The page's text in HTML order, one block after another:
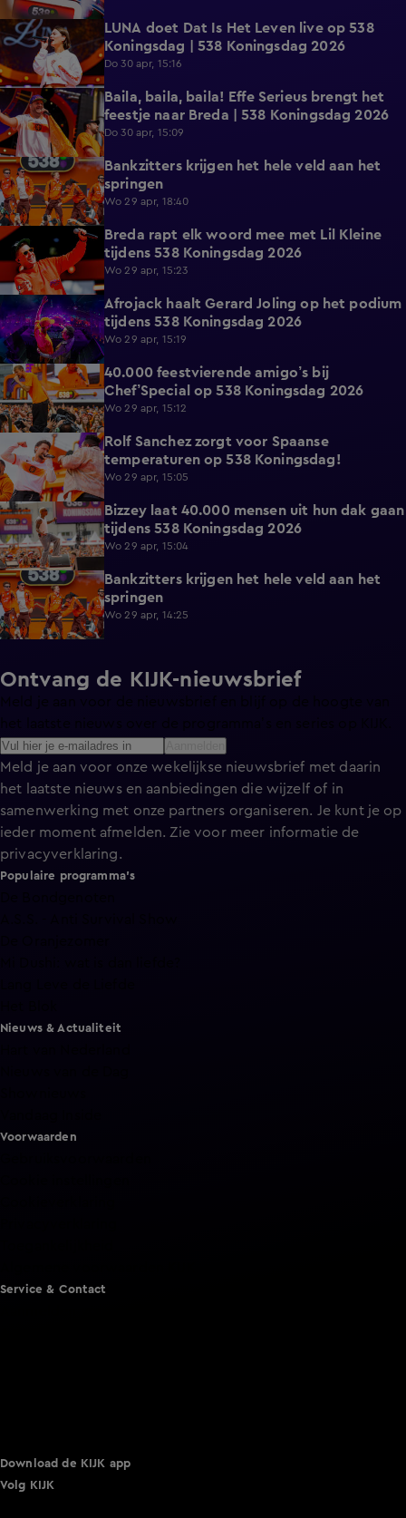
3:21
LUNA doet Dat Is Het Leven live op 538
Koningsdag | 538 Koningsdag 2026
Do 30 apr, 15:16
11:57
Baila, baila, baila! Effe Serieus brengt het
feestje naar Breda | 538 Koningsdag 2026
Do 30 apr, 15:09
10:15
Bankzitters krijgen het hele veld aan het
springen
Wo 29 apr, 18:40
19:33
Breda rapt elk woord mee met Lil Kleine
tijdens 538 Koningsdag 2026
Wo 29 apr, 15:23
7:06
Afrojack haalt Gerard Joling op het podium
tijdens 538 Koningsdag 2026
Wo 29 apr, 15:19
8:07
40.000 feestvierende amigo’s bij
Chef’Special op 538 Koningsdag 2026
Wo 29 apr, 15:12
15:07
Rolf Sanchez zorgt voor Spaanse
temperaturen op 538 Koningsdag!
Wo 29 apr, 15:05
16:59
Bizzey laat 40.000 mensen uit hun dak gaan
tijdens 538 Koningsdag 2026
Wo 29 apr, 15:04
16:09
Bankzitters krijgen het hele veld aan het
springen
Wo 29 apr, 14:25
Ontvang de KIJK-nieuwsbrief
Meld je aan voor onze wekelijkse nieuwsbrief met daarin
het laatste nieuws en aanbiedingen die wijzelf of in
samenwerking met onze partners organiseren. Je kunt je op
ieder moment afmelden. Zie voor meer informatie de
privacyverklaring.
Populaire programma's
Nieuws & Actualiteit
Voorwaarden
Service & Contact
Download de KIJK app
Volg KIJK